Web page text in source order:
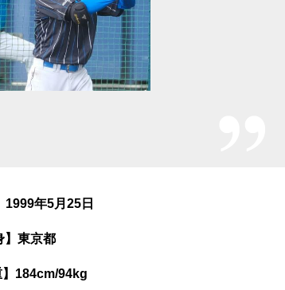
1999年5月25日
】東京都
184cm/94kg